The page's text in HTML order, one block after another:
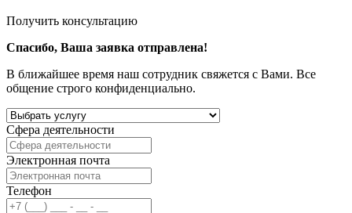
Получить консультацию
Спасибо, Ваша заявка отправлена!
В ближайшее время наш сотрудник свяжется с Вами. Все
общение строго конфиденциально.
Сфера деятельности
Электронная почта
Телефон